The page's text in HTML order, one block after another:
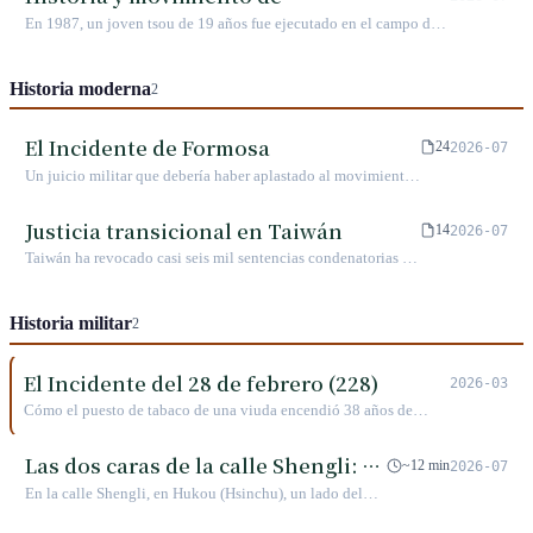
autodenominación de los pueblos
En 1987, un joven tsou de 19 años fue ejecutado en el campo de
Historia moderna2
El Incidente de Formosa
Un juicio militar que debería haber aplastado al movimiento
en el anuncio más poderoso de la democracia taiwanesa.
242026-07
Justicia transicional en Taiwán
Taiwán ha revocado casi seis mil sentencias condenatorias de
propio Terror Blanco.
142026-07
Historia militar2
El Incidente del 28 de febrero (228)
Cómo el puesto de tabaco de una viuda encendió 38 años de
destino de Taiwán y una herida que, 78 años después, sigue
cicatrizando.
2026-03
Las dos caras de la calle Shengli: de
un golpe de Estado de la caballería
En la calle Shengli, en Hukou (Hsinchu), un lado del
~12 min2026-07